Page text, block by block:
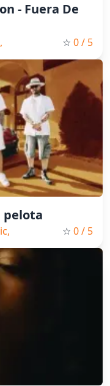
- Fuera De
☆ 0/ 5
pelota
☆ 0/ 5